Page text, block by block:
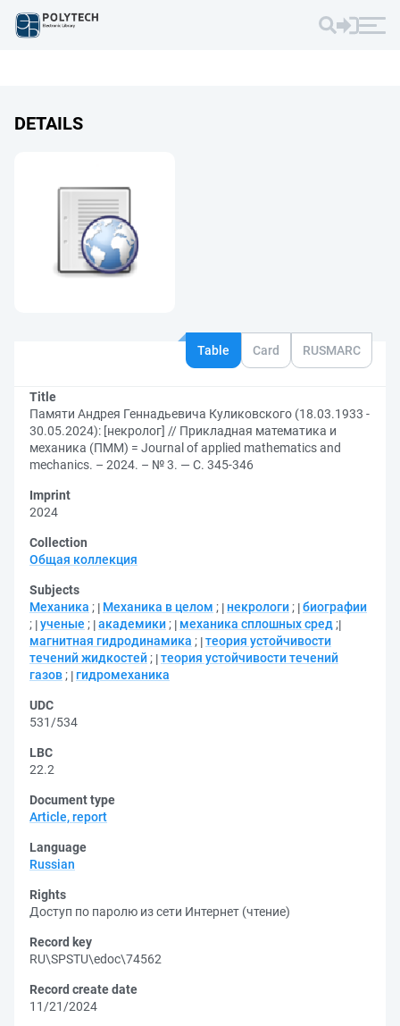
DETAILS
Table Card RUSMARC
Title
Памяти Андрея Геннадьевича Куликовского (18.03.1933 -
30.05.2024): [некролог] // Прикладная математика и
механика (ПММ) = Journal of applied mathematics and
mechanics. – 2024. – № 3. — С. 345-346
Imprint
2024
Collection
Общая коллекция
Subjects
Механика ; Механика в целом ; некрологи ; биографии
; ученые ; академики ; механика сплошных сред ;
магнитная гидродинамика ; теория устойчивости
течений жидкостей ; теория устойчивости течений
газов ; гидромеханика
UDC
531/534
LBC
22.2
Document type
Article, report
Language
Russian
Rights
Доступ по паролю из сети Интернет (чтение)
Record key
RU\SPSTU\edoc\74562
Record create date
11/21/2024